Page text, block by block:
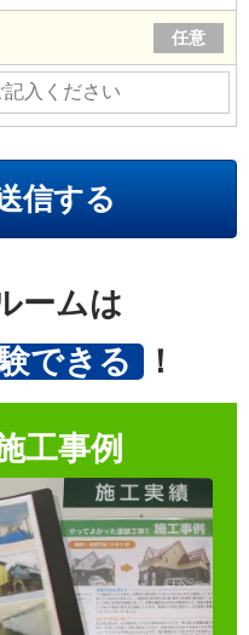
任意
ームは
できる ！
工事例